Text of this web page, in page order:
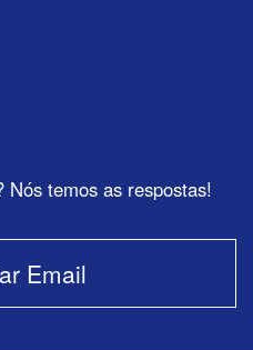
Nós temos as respostas!
Email